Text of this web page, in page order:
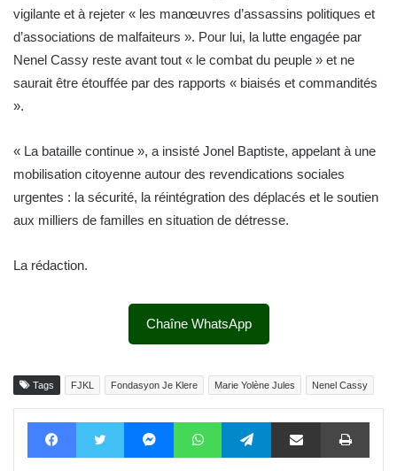
vigilante et à rejeter « les manœuvres d’assassins politiques et
d’associations de malfaiteurs ». Pour lui, la lutte engagée par
Nenel Cassy reste avant tout « le combat du peuple » et ne
saurait être étouffée par des rapports « biaisés et commandités
».
« La bataille continue », a insisté Jonel Baptiste, appelant à une
mobilisation citoyenne autour des revendications sociales
urgentes : la sécurité, la réintégration des déplacés et le soutien
aux milliers de familles en situation de détresse.
La rédaction.
Chaîne WhatsApp
Tags FJKL Fondasyon Je Klere Marie Yolène Jules Nenel Cassy
FacebookTwitter MessengerWhatsAppTelegram Partager par email